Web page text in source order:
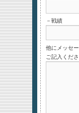
－戦績
他にメッセ
ご記入くだ